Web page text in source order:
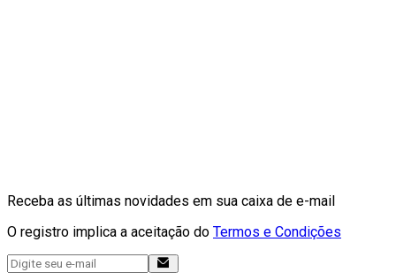
Receba as últimas novidades em sua caixa de e-mail
O registro implica a aceitação do Termos e Condições